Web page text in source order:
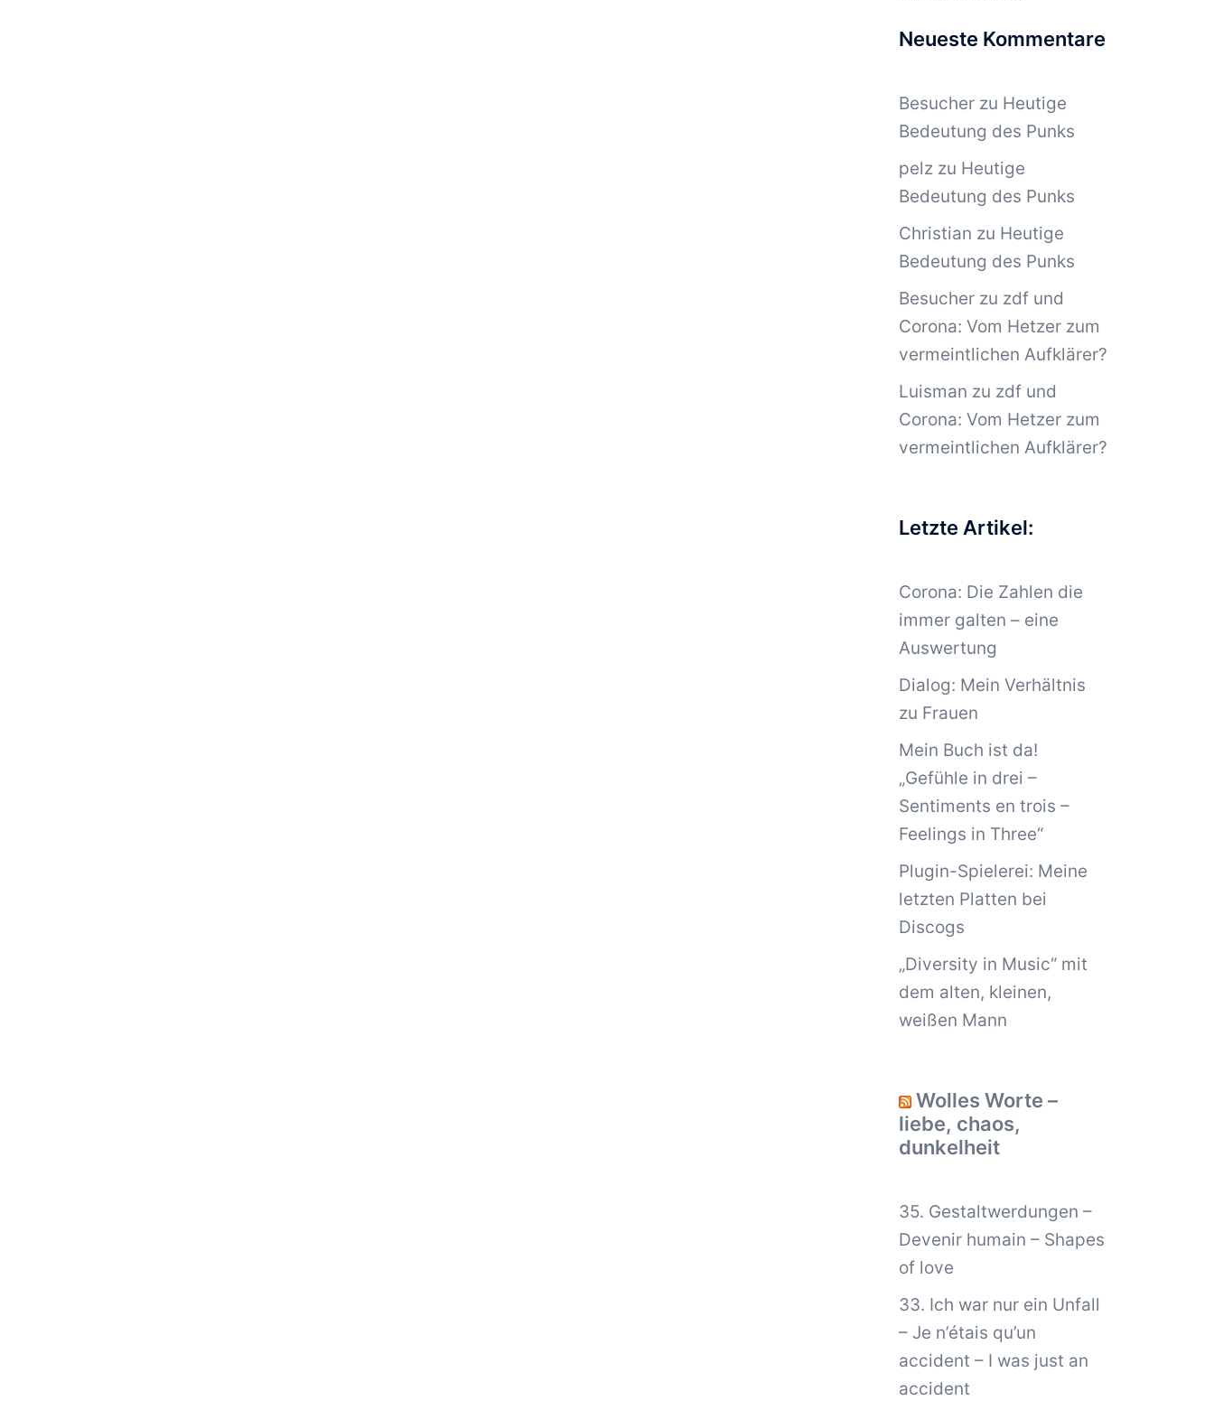
Neueste Kommentare
Besucherzu Heutige
Bedeutung des Punks
pelzzu Heutige
Bedeutung des Punks
Christian zu Heutige
Bedeutung des Punks
Besucherzu zdf und
Corona: Vom Hetzer zum
vermeintlichen Aufklärer?
Luisman zu zdf und
Corona: Vom Hetzer zum
vermeintlichen Aufklärer?
Letzte Artikel:
Corona: Die Zahlen die
immer galten – eine
Auswertung
Dialog: Mein Verhältnis
zu Frauen
Mein Buch ist da!
„Gefühle in drei –
Sentiments en trois –
Feelings in Three“
Plugin-Spielerei: Meine
letzten Platten bei
Discogs
„Diversity in Music“ mit
dem alten, kleinen,
weißen Mann
Wolles Worte –
liebe, chaos,
dunkelheit
35. Gestaltwerdungen –
Devenir humain – Shapes
of love
33. Ich war nur ein Unfall
– Je n’étais qu’un
accident – I was just an
accident